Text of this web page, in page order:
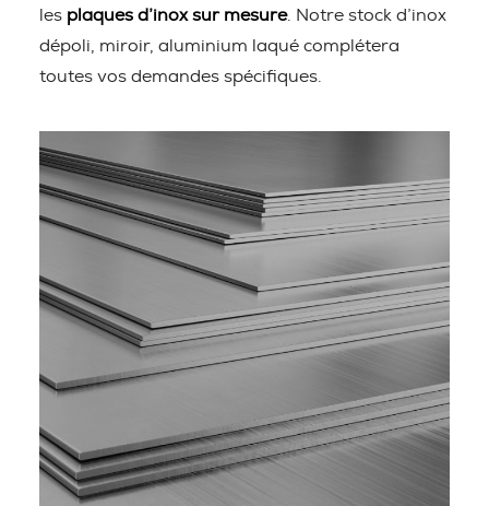
les plaques d’inox sur mesure. Notre stock d’inox
dépoli, miroir, aluminium laqué complétera
toutes vos demandes spécifiques.